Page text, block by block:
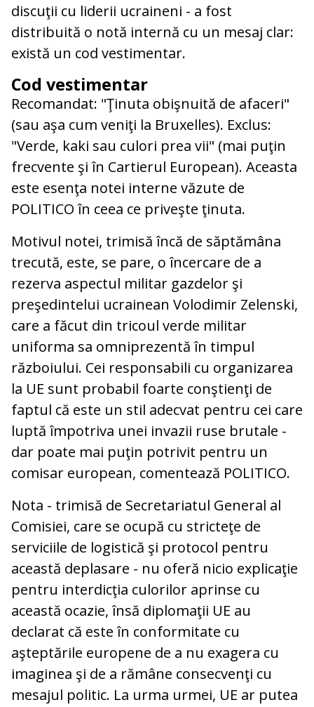
discuţii cu liderii ucraineni - a fost
distribuită o notă internă cu un mesaj clar:
există un cod vestimentar.
Cod vestimentar
Recomandat: "Ţinuta obişnuită de afaceri"
(sau aşa cum veniţi la Bruxelles). Exclus:
"Verde, kaki sau culori prea vii" (mai puţin
frecvente şi în Cartierul European). Aceasta
este esenţa notei interne văzute de
POLITICO în ceea ce priveşte ţinuta.
Motivul notei, trimisă încă de săptămâna
trecută, este, se pare, o încercare de a
rezerva aspectul militar gazdelor şi
preşedintelui ucrainean Volodimir Zelenski,
care a făcut din tricoul verde militar
uniforma sa omniprezentă în timpul
războiului. Cei responsabili cu organizarea
la UE sunt probabil foarte conştienţi de
faptul că este un stil adecvat pentru cei care
luptă împotriva unei invazii ruse brutale -
dar poate mai puţin potrivit pentru un
comisar european, comentează POLITICO.
Nota - trimisă de Secretariatul General al
Comisiei, care se ocupă cu stricteţe de
serviciile de logistică şi protocol pentru
această deplasare - nu oferă nicio explicaţie
pentru interdicţia culorilor aprinse cu
această ocazie, însă diplomaţii UE au
declarat că este în conformitate cu
aşteptările europene de a nu exagera cu
imaginea şi de a rămâne consecvenţi cu
mesajul politic. La urma urmei, UE ar putea